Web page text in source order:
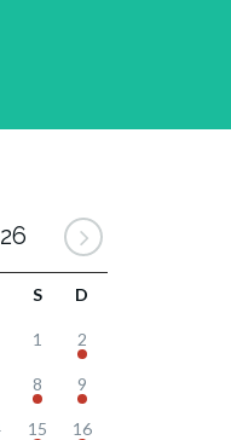
S D
1 2
8 9
15 16